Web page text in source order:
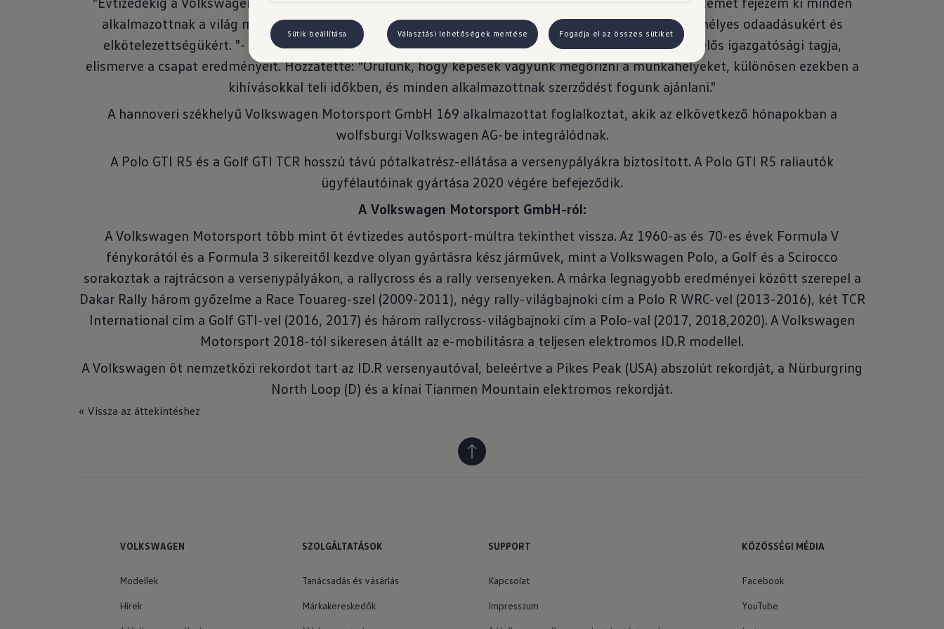
alkalmazottnak a világ minden táján elért rengeteg győzelemért, címért és rekordért, valamint személyes odaadásukért és
elkötelezettségükért. "- kommentálta Wilfried von Rath, az Igazgatóság Humán Erőforrásokért felelős igazgatósági tagja,
elismerve a csapat eredményeit. Hozzátette: "Örülünk, hogy képesek vagyunk megőrizni a munkahelyeket, különösen ezekben a
kihívásokkal teli időkben, és minden alkalmazottnak szerződést fogunk ajánlani."
A hannoveri székhelyű Volkswagen Motorsport GmbH 169 alkalmazottat foglalkoztat, akik az elkövetkező hónapokban a
wolfsburgi Volkswagen AG-be integrálódnak.
A Polo GTI R5 és a Golf GTI TCR hosszú távú pótalkatrész-ellátása a versenypályákra biztosított. A Polo GTI R5 raliautók
ügyfélautóinak gyártása 2020 végére befejeződik.
A Volkswagen Motorsport GmbH-ról:
A Volkswagen Motorsport több mint öt évtizedes autósport-múltra tekinthet vissza. Az 1960-as és 70-es évek Formula V
fénykorától és a Formula 3 sikereitől kezdve olyan gyártásra kész járművek, mint a Volkswagen Polo, a Golf és a Scirocco
sorakoztak a rajtrácson a versenypályákon, a rallycross és a rally versenyeken. A márka legnagyobb eredményei között szerepel a
Dakar Rally három győzelme a Race Touareg-szel (2009-2011), négy rally-világbajnoki cím a Polo R WRC-vel (2013-2016), két TCR
International cím a Golf GTI-vel (2016, 2017) és három rallycross-világbajnoki cím a Polo-val (2017, 2018,2020). A Volkswagen
Motorsport 2018-tól sikeresen átállt az e-mobilitásra a teljesen elektromos ID.R modellel.
A Volkswagen öt nemzetközi rekordot tart az ID.R versenyautóval, beleértve a Pikes Peak (USA) abszolút rekordját, a Nürburgring
North Loop (D) és a kínai Tianmen Mountain elektromos rekordját.
« Vissza az áttekintéshez
VOLKSWAGEN
Modellek
Hírek
SZOLGÁLTATÁSOK
Tanácsadás és vásárlás
Márkakereskedők
SUPPORT
Kapcsolat
Impresszum
KÖZÖSSÉGI MÉDIA
Facebook
YouTube
Sütik beállítása Választási lehetőségek mentése Fogadja el az összes sütiket